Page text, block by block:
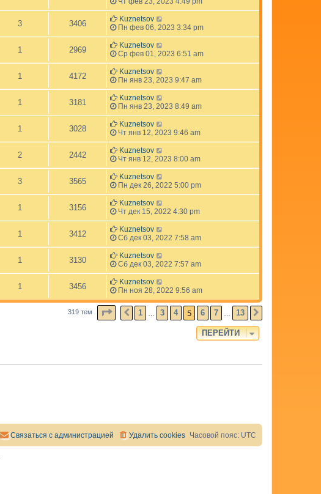
3 3406
Kuznetsov
Пн фев 06, 2023 3:34 pm
1 2969
Kuznetsov
Ср фев 01, 2023 6:51 am
1 4172
Kuznetsov
Пн янв 23, 2023 9:47 am
1 3181
Kuznetsov
Пн янв 23, 2023 8:49 am
1 3028
Kuznetsov
Чт янв 12, 2023 9:46 am
2 2442
Kuznetsov
Чт янв 12, 2023 8:00 am
3 3565
Kuznetsov
Пн дек 26, 2022 5:00 pm
1 3156
Kuznetsov
Чт дек 15, 2022 4:30 pm
1 3412
Kuznetsov
Сб дек 03, 2022 7:58 am
1 3130
Kuznetsov
Сб дек 03, 2022 7:57 am
1 3456
Kuznetsov
Пн ноя 28, 2022 9:56 am
319 тем СТРАНИЦА 5ИЗ13
ПРЕД.
1 3 4 5 6 7 13
ПЕРЕЙТИ
Часовой пояс: UTC
Удалить cookies
Связаться с администрацией